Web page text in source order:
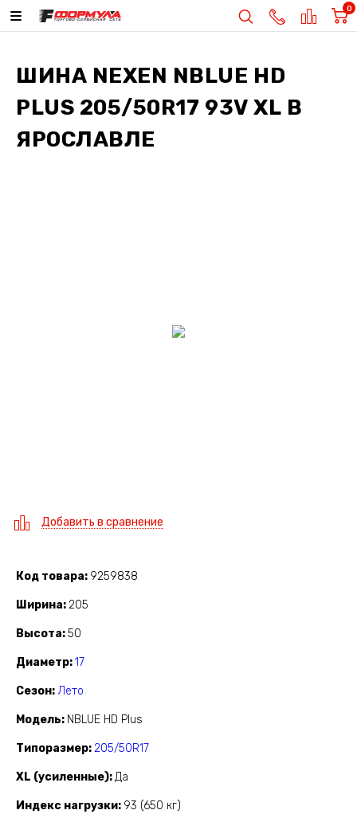
0
ШИНА NEXEN NBLUE HD
PLUS 205/50R17 93V XL В
ЯРОСЛАВЛЕ
Добавить в сравнение
Код товара 9259838
Ширина 205
Высота 50
Диаметр 17
Сезон Лето
Модель NBLUE HD Plus
Типоразмер 205/50R17
XL (усиленные) Да
Индекс нагрузки 93 (650 кг)